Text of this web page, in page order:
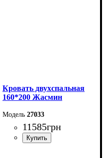
Кровать двухспальная
160*200 Жасмин
27033
11585грн